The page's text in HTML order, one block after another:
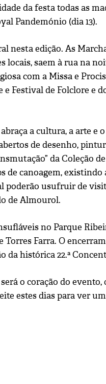
da festa todas as
Pandemónio (dia 13).
edição. As
saem à rua na
com a Missa e
Festival de Folclore e
a cultura, a arte e
de desenho,
da Coleção
de canoagem,
poderão usufruir de
de Almourol.
no Parque
Farra. O
da histórica 22.ª
o coração do
estes dias para ver